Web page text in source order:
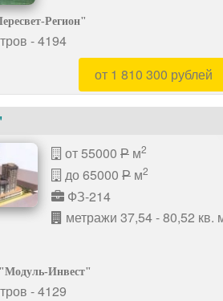
Регион"
- 4194
от 1 810 300 рублей
от 55000 P м2
до 65000 P м2
ФЗ-214
метражи 37,54 - 80,52 кв.
Инвест"
- 4129